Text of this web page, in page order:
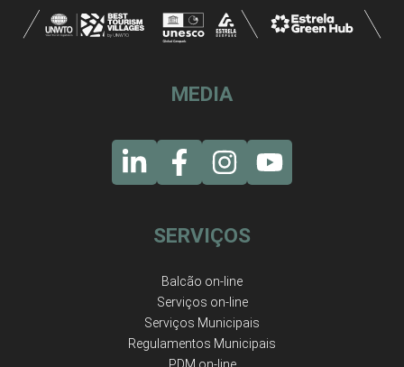
MEDIA
SERVIÇOS
Balcão on-line
Serviços on-line
Serviços Municipais
Regulamentos Municipais